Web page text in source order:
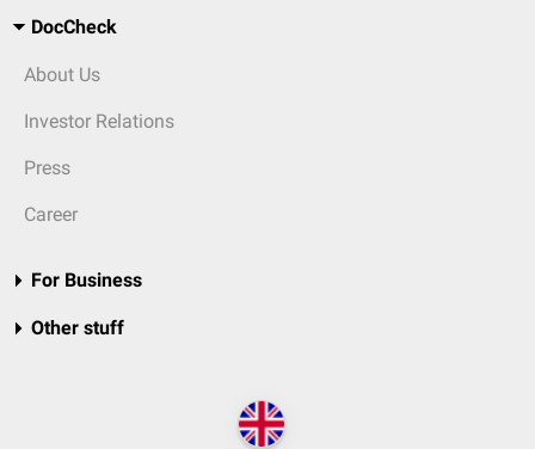
DocCheck
About Us
Investor Relations
Press
Career
For Business
Other stuff